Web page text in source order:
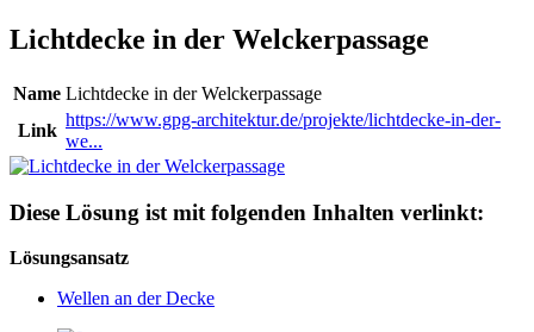
Lichtdecke in der Welckerpassage
Name Lichtdecke in der Welckerpassage
Link
https://www.gpg-architektur.de/projekte/lichtdecke-in-der-
we...
Diese Lösung ist mit folgenden Inhalten verlinkt:
Lösungsansatz
Wellen an der Decke